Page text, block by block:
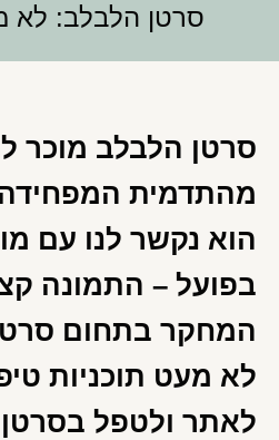
סרטן הלבלב:
סרטן הלבלב מוכר
מהתדמית
הוא נקשר לנו עם
בפועל – התמונה
המחקר בתחום
לא מעט תוכניות
לאתר ולטפל